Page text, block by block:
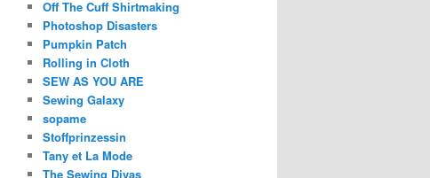
Off The Cuff Shirtmaking
Photoshop Disasters
Pumpkin Patch
Rolling in Cloth
SEW AS YOU ARE
Sewing Galaxy
sopame
Stoffprinzessin
Tany et La Mode
The Sewing Divas